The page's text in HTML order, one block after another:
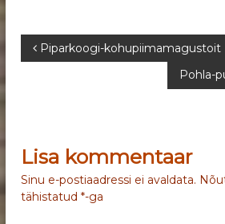
N
i
g
Piparkoogi-kohupiimamagustoit
Pohla-
Lisa kommentaar
Sinu e-postiaadressi ei avaldata.
tähistatud*-ga